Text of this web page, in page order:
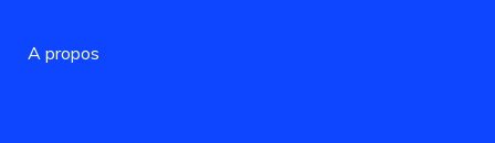
A propos